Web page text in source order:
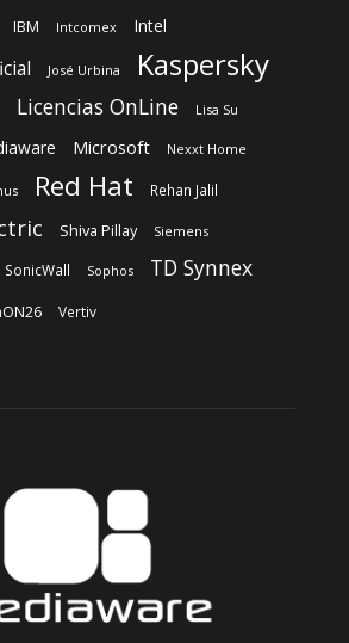
IBM Intcomex Intel
José Urbina Kaspersky
Licencias OnLine Lisa Su
Microsoft Nexxt Home
Red Hat Rehan Jalil
Shiva Pillay Siemens
SonicWall Sophos TD Synnex
Vertiv